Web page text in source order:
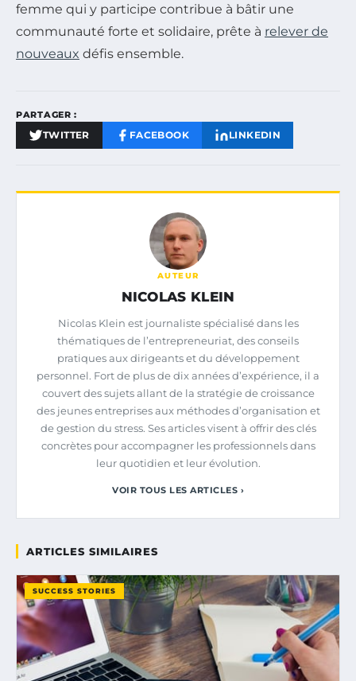
femme qui y participe contribue à bâtir une
communauté forte et solidaire, prête à relever de
nouveaux défis ensemble.
PARTAGER :
TWITTER FACEBOOK LINKEDIN
AUTEUR
NICOLAS KLEIN
Nicolas Klein est journaliste spécialisé dans les
thématiques de l’entrepreneuriat, des conseils
pratiques aux dirigeants et du développement
personnel. Fort de plus de dix années d’expérience, il a
couvert des sujets allant de la stratégie de croissance
des jeunes entreprises aux méthodes d’organisation et
de gestion du stress. Ses articles visent à offrir des clés
concrètes pour accompagner les professionnels dans
leur quotidien et leur évolution.
VOIR TOUS LES ARTICLES ›
ARTICLES SIMILAIRES
SUCCESS STORIES